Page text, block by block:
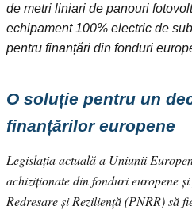
de metri liniari de panouri
echipament 100% electric de
pentru finanțări din fonduri
O soluție pentru un
finanțărilor europene
Legislația actuală a Uniunii
achiziționate din fonduri europene
Redresare și Reziliență (PNRR) să